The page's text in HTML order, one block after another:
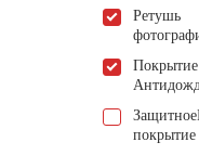
Ретушь
Покрытие
Защитное
покрытие